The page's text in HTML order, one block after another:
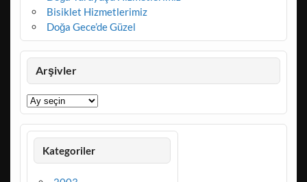
Bisiklet Hizmetlerimiz
Doğa Gece’de Güzel
Arşivler
Arşivler
Kategoriler